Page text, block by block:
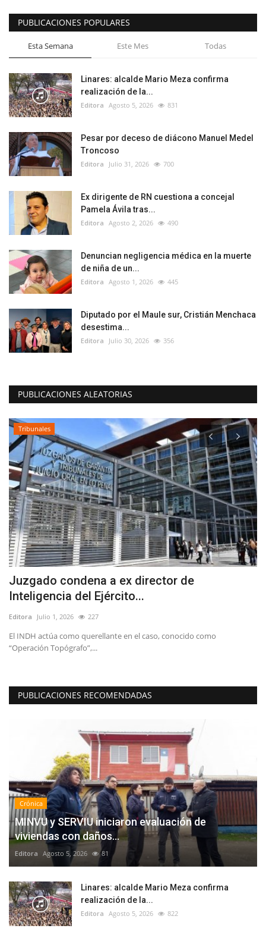
PUBLICACIONES POPULARES
Esta Semana Este Mes Todas
Linares: alcalde Mario Meza confirma
realización de la...
Editora Agosto 5, 2026 831
Pesar por deceso de diácono Manuel Medel
Troncoso
Editora Julio 31, 2026 700
Ex dirigente de RN cuestiona a concejal
Pamela Ávila tras...
Editora Agosto 2, 2026 490
Denuncian negligencia médica en la muerte
de niña de un...
Editora Agosto 1, 2026 445
Diputado por el Maule sur, Cristián Menchaca
desestima...
Editora Julio 30, 2026 356
PUBLICACIONES ALEATORIAS
Tribunales
Juzgado condena a ex director de
Inteligencia del Ejército...
Editora Julio 1, 2026 227
El INDH actúa como querellante en el caso, conocido como
“Operación Topógrafo”,...
PUBLICACIONES RECOMENDADAS
Crónica
MINVU y SERVIU iniciaron evaluación de
viviendas con daños...
Editora Agosto 5, 2026 81
Linares: alcalde Mario Meza confirma
realización de la...
Editora Agosto 5, 2026 822